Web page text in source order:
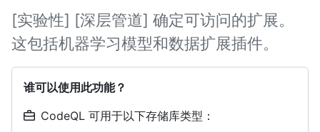
[实验性] [深层管道] 确定可访问的扩展。
这包括机器学习模型和数据扩展插件。
谁可以使用此功能？
CodeQL 可用于以下存储库类型：